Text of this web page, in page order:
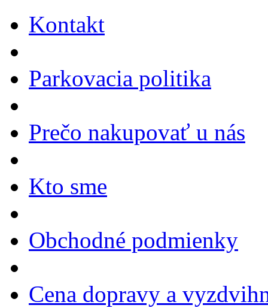
Kontakt
Parkovacia politika
Prečo nakupovať u nás
Kto sme
Obchodné podmienky
Cena dopravy a